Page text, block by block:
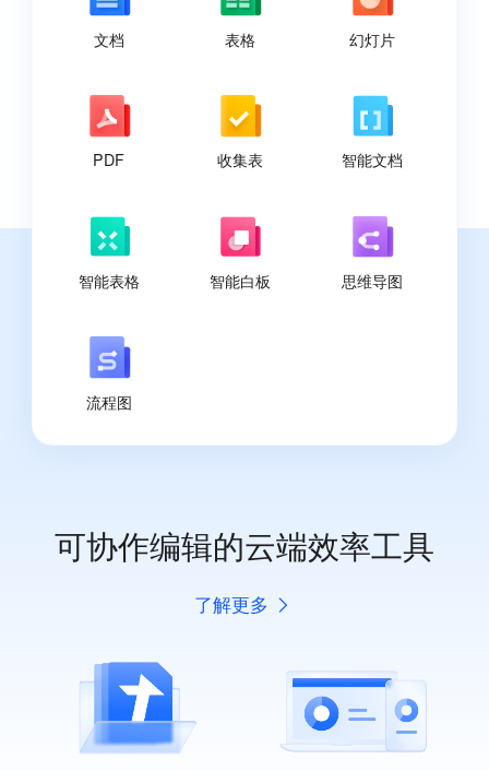
文档 表格 幻灯片
PDF 收集表 智能文档
智能表格 智能白板 思维导图
流程图
可协作编辑的云端效率工具
了解更多